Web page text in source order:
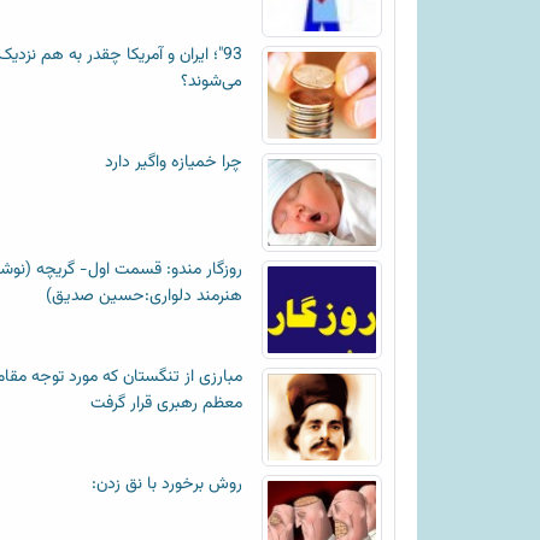
93"؛ ایران و آمریکا چقدر به هم
می‌شوند؟
چرا خمیازه واگیر دارد
روزگار مندو: قسمت اول- گریچه
هنرمند دلواری:حسین صدیق)
مبارزی از تنگستان که مورد توجه
معظم رهبری قرار گرفت
روش برخورد با نق زدن: